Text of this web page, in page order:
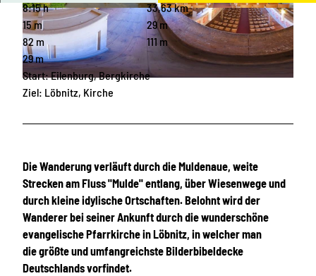
© Christian Hüller, LEIPZIG REGION |
© Andreas Schmidt, LEIPZIG REGION © Andreas Schmidt, LEIPZIG REGION
8:15 h
33,63 km
15 m
29 m
82 m
111 m
29 m
Start: Eilenburg, Bergkirche
Ziel: Löbnitz, Kirche
Die Wanderung verläuft durch die Muldenaue, weite
Strecken am Fluss "Mulde" entlang, über Wiesenwege und
durch kleine idylische Ortschaften. Belohnt wird der
Wanderer bei seiner Ankunft durch die wunderschöne
evangelische Pfarrkirche in Löbnitz, in welcher man
die größte und umfangreichste Bilderbibeldecke
Deutschlands vorfindet.